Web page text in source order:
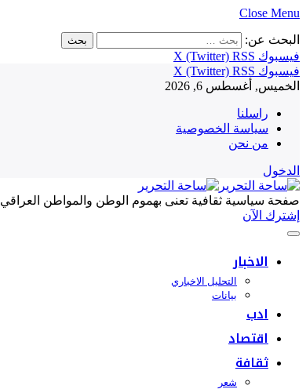
Close Menu
البحث عن:
فيسبوك
X (Twitter) RSS
فيسبوك
X (Twitter) RSS
الخميس, أغسطس 6, 2026
راسلنا
سياسة الخصوصية
من نحن
الدخول
صفحة سياسية ثقافية تعنى بهموم الوطن والمواطن العراقي
إشترك الآن
الاخبار
التحليل الاخباري
بيانات
ادب
اقتصاد
ثقافة
شعر